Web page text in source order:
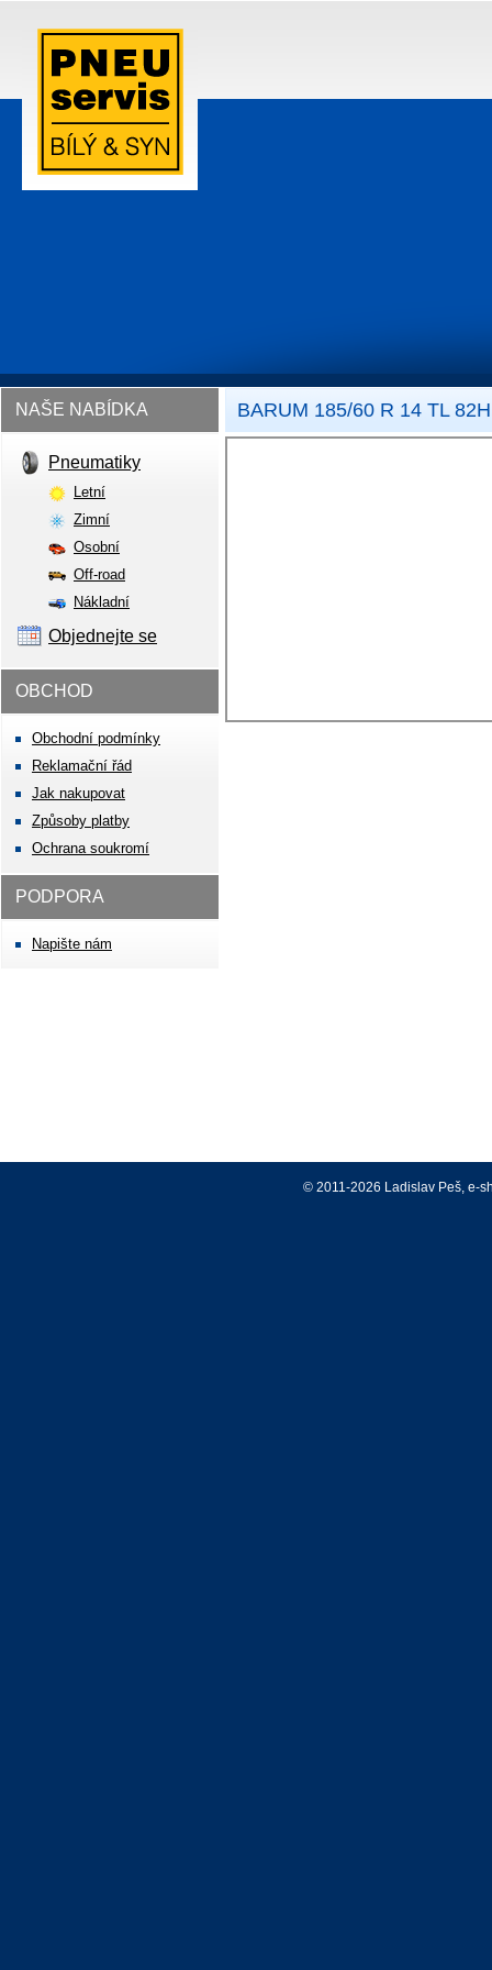
NAŠE NABÍDKA
Pneumatiky
Letní
Zimní
Osobní
Off-road
Nákladní
Objednejte se
OBCHOD
Obchodní podmínky
Reklamační řád
Jak nakupovat
Způsoby platby
Ochrana soukromí
PODPORA
Napište nám
BARUM 185/60 R 14 TL
© 2011-2026 Ladislav Peš, e-